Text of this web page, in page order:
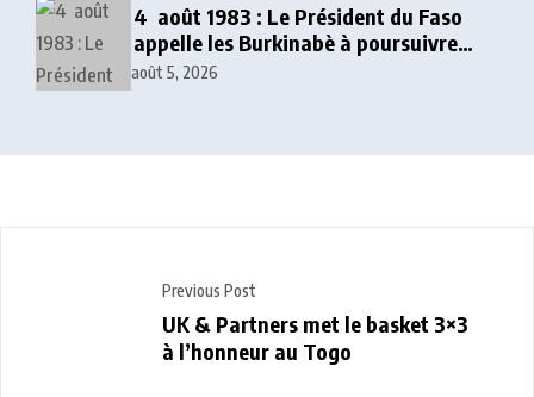
4 août 1983 : Le Président du Faso
appelle les Burkinabè à poursuivre
l’idéal révolutionnaire
août 5, 2026
Previous Post
UK & Partners met le basket 3×3
à l’honneur au Togo